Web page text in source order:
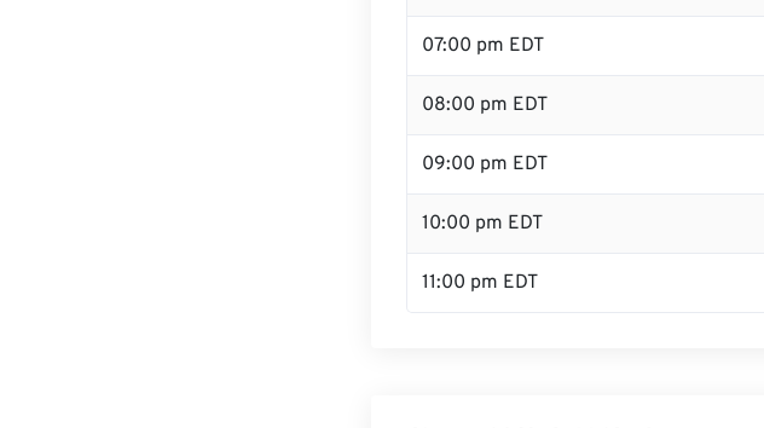
07:00 pm EDT
08:00 pm EDT
09:00 pm EDT
10:00 pm EDT
11:00 pm EDT